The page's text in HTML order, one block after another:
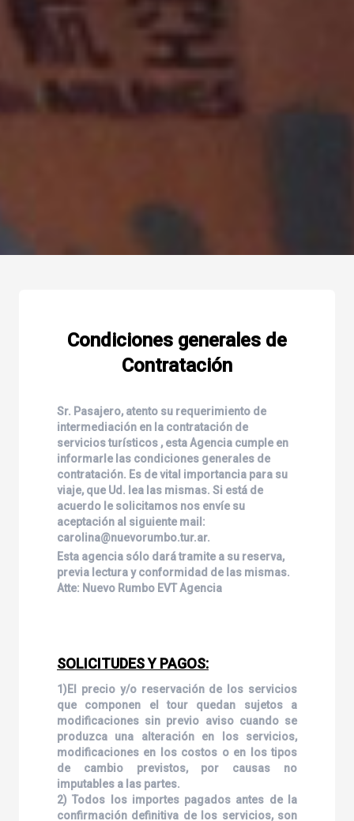
Condiciones generales de
Contratación
Sr. Pasajero, atento su requerimiento de
intermediación en la contratación de
servicios turísticos , esta Agencia cumple en
informarle las condiciones generales de
contratación. Es de vital importancia para su
viaje, que Ud. lea las mismas. Si está de
acuerdo le solicitamos nos envíe su
aceptación al siguiente mail:
carolina@nuevorumbo.tur.ar.
Esta agencia sólo dará tramite a su reserva,
previa lectura y conformidad de las mismas.
Atte: Nuevo Rumbo EVT Agencia
SOLICITUDES Y PAGOS:
1)El precio y/o reservación de los servicios
que componen el tour quedan sujetos a
modificaciones sin previo aviso cuando se
produzca una alteración en los servicios,
modificaciones en los costos o en los tipos
de cambio previstos, por causas no
imputables a las partes.
2) Todos los importes pagados antes de la
confirmación definitiva de los servicios, son